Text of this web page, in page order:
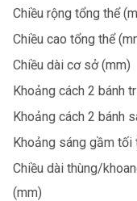
Chiều rộng tổng thể
Chiều cao tổng thể
Chiều dài cơ sở (mm)
Khoảng cách 2 bánh
Khoảng cách 2 bánh
Khoảng sáng gầm tối
Chiều dài thùng/
(mm)